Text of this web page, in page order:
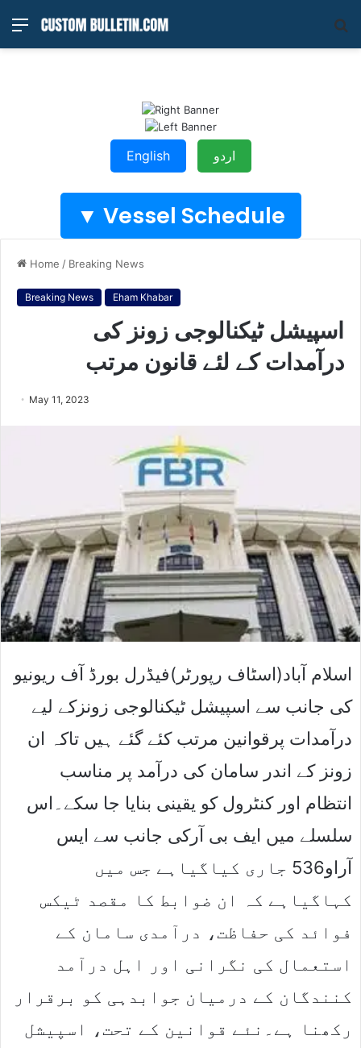
Menu
English اردو
Vessel Schedule ▼
Home / Breaking News
Breaking News Eham Khabar
اسپیشل ٹیکنالوجی زونز کی
درآمدات کے لئے قانون مرتب
May 11, 2023
اسلام آباد(اسٹاف رپورٹر)فیڈرل بورڈ آف ریونیو
کی جانب سے اسپیشل ٹیکنالوجی زونزکے لیے
درآمدات پرقوانین مرتب کئے گئے ہیں تاکہ ان
زونز کے اندر سامان کی درآمد پر مناسب
انتظام اور کنٹرول کو یقینی بنایا جا سکے۔اس
سلسلے میں ایف بی آرکی جانب سے ایس
آراو536 جاری کیاگیاہے جس میں
کہاگیاہے کہ ان ضوابط کا مقصد ٹیکس
فوائد کی حفاظت، درآمدی سامان کے
استعمال کی نگرانی اور اہل درآمد
کنندگان کے درمیان جوابدہی کو برقرار
رکھنا ہے۔نئے قوانین کے تحت، اسپیشل